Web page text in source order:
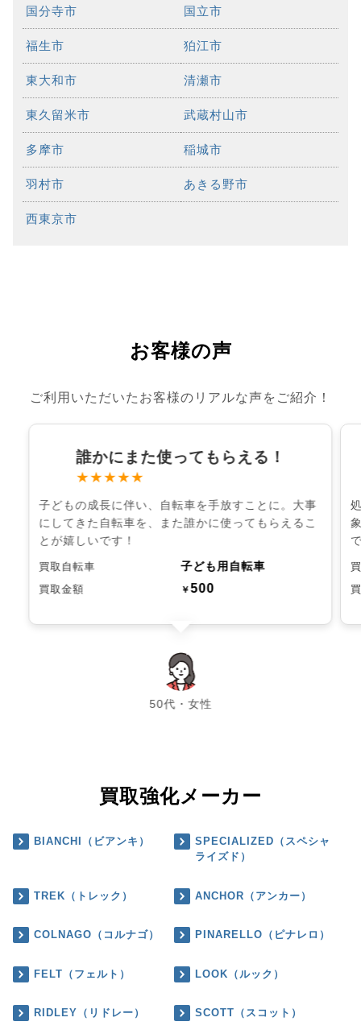
国分寺市 国立市
福生市 狛江市
東大和市 清瀬市
東久留米市 武蔵村山市
多摩市 稲城市
羽村市 あきる野市
西東京市
お客様の声
ご利用いただいたお客様のリアルな声をご紹介！
誰かにまた使ってもらえる！
★★★★★
子どもの成長に伴い、自転車を手放すことに。大事
にしてきた自転車を、また誰かに使ってもらえるこ
とが嬉しいです！
買取自転車 子ども用自転車
買取金額 ￥500
50代・女性
chevron_left chevron_right
買取強化メーカー
BIANCHI（ビアンキ）
SPECIALIZED（スペシャ
ライズド）
TREK（トレック） ANCHOR（アンカー）
COLNAGO（コルナゴ） PINARELLO（ピナレロ）
FELT（フェルト） LOOK（ルック）
RIDLEY（リドレー） SCOTT（スコット）